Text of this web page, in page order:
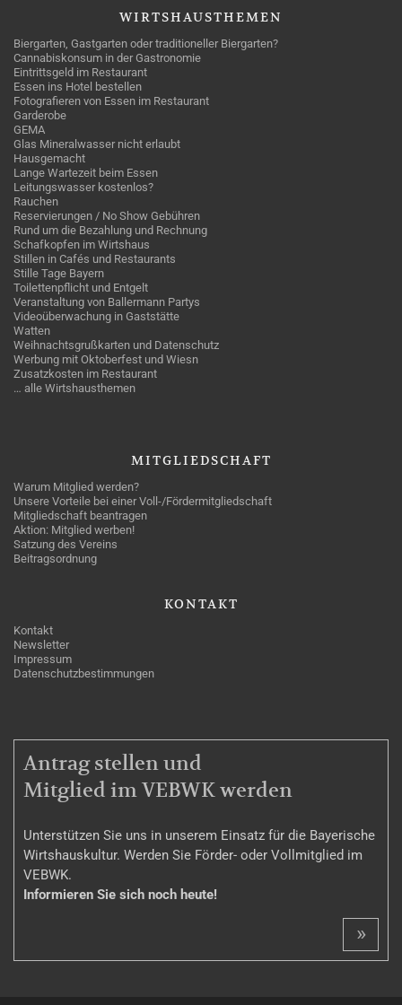
WIRTSHAUSTHEMEN
Biergarten, Gastgarten oder traditioneller Biergarten?
Cannabiskonsum in der Gastronomie
Eintrittsgeld im Restaurant
Essen ins Hotel bestellen
Fotografieren von Essen im Restaurant
Garderobe
GEMA
Glas Mineralwasser nicht erlaubt
Hausgemacht
Lange Wartezeit beim Essen
Leitungswasser kostenlos?
Rauchen
Reservierungen / No Show Gebühren
Rund um die Bezahlung und Rechnung
Schafkopfen im Wirtshaus
Stillen in Cafés und Restaurants
Stille Tage Bayern
Toilettenpflicht und Entgelt
Veranstaltung von Ballermann Partys
Videoüberwachung in Gaststätte
Watten
Weihnachtsgrußkarten und Datenschutz
Werbung mit Oktoberfest und Wiesn
Zusatzkosten im Restaurant
… alle Wirtshausthemen
MITGLIEDSCHAFT
Warum Mitglied werden?
Unsere Vorteile bei einer Voll-/Fördermitgliedschaft
Mitgliedschaft beantragen
Aktion: Mitglied werben!
Satzung des Vereins
Beitragsordnung
KONTAKT
Kontakt
Newsletter
Impressum
Datenschutzbestimmungen
MITGLIEDSCHAFT
Antrag stellen und
Mitglied im VEBWK werden
Unterstützen Sie uns in unserem Einsatz für die Bayerische
Wirtshauskultur. Werden Sie Förder- oder Vollmitglied im
VEBWK.
Informieren Sie sich noch heute!
»